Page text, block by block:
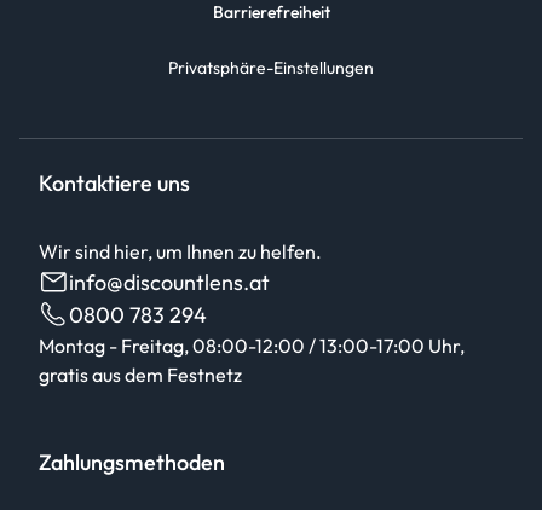
Barrierefreiheit
Privatsphäre-Einstellungen
Kontaktiere uns
Wir sind hier, um Ihnen zu helfen.
info@discountlens.at
0800 783 294
Montag - Freitag, 08:00-12:00 / 13:00-17:00 Uhr,
gratis aus dem Festnetz
Zahlungsmethoden